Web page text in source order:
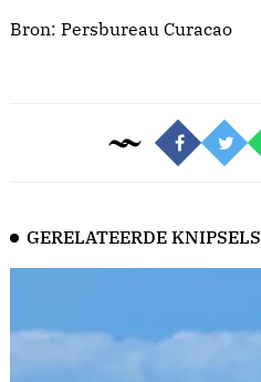
Bron: Persbureau Curacao
GERELATEERDE KNIPSELS